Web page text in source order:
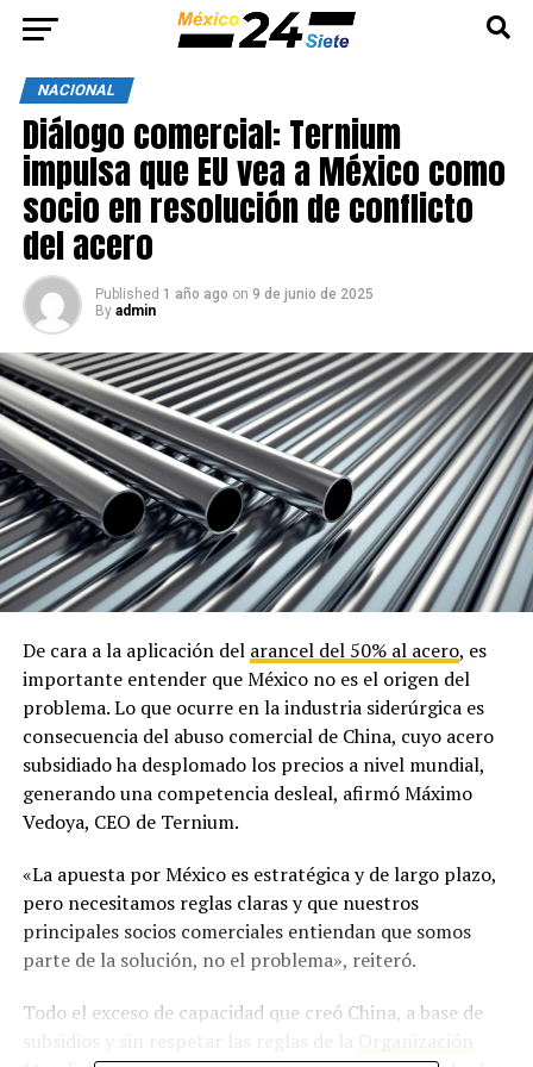
NACIONAL
Diálogo comercial: Ternium
impulsa que EU vea a México como
socio en resolución de conflicto
del acero
Published 1 año ago on 9 de junio de 2025
By admin
De cara a la aplicación del arancel del 50% al acero, es
importante entender que México no es el origen del
problema. Lo que ocurre en la industria siderúrgica es
consecuencia del abuso comercial de China, cuyo acero
subsidiado ha desplomado los precios a nivel mundial,
generando una competencia desleal, afirmó Máximo
Vedoya, CEO de Ternium.
«La apuesta por México es estratégica y de largo plazo,
pero necesitamos reglas claras y que nuestros
principales socios comerciales entiendan que somos
parte de la solución, no el problema», reiteró.
Todo el exceso de capacidad que creó China, a base de